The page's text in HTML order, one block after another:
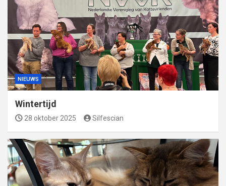
NIEUWS
Wintertijd
28 oktober 2025 Silfescian